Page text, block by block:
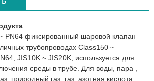
фиксированный шаровой клапан
трубопроводах Class150 ~
JIS10K ~ JIS20K, используется для
среды в трубе. Для воды, пара ,
природный газ, газ, азотная кислота,